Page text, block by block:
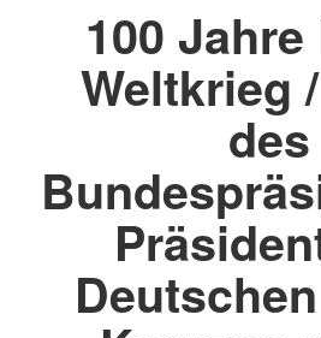
100
Weltkrieg
des